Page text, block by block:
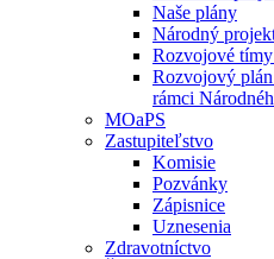
Naše plány
Národný
Rozvojové
Rozvojový
rámci
MOaPS
Zastupiteľstvo
Komisie
Pozvánky
Zápisnice
Uznesenia
Zdravotníctvo